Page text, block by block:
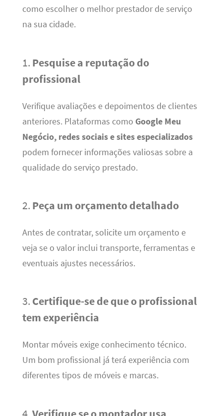
como escolher o melhor prestador de serviço
na sua cidade.
1. Pesquise a reputação do
profissional
Verifique avaliações e depoimentos de clientes
anteriores. Plataformas como Google Meu
Negócio, redes sociais e sites especializados
podem fornecer informações valiosas sobre a
qualidade do serviço prestado.
2. Peça um orçamento detalhado
Antes de contratar, solicite um orçamento e
veja se o valor inclui transporte, ferramentas e
eventuais ajustes necessários.
3. Certifique-se de que o profissional
tem experiência
Montar móveis exige conhecimento técnico.
Um bom profissional já terá experiência com
diferentes tipos de móveis e marcas.